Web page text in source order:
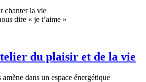
chanter la vie
dire « je t’aime »
du plaisir et de la vie
dans un espace énergétique